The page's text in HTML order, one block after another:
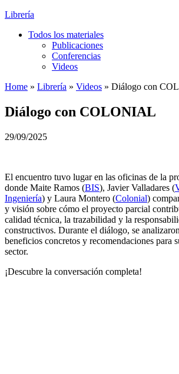
Librería
Todos los materiales
Publicaciones
Conferencias
Videos
Home » Librería » Videos » Diálogo con
Diálogo con COLONIAL
29/09/2025
El encuentro tuvo lugar en las oficinas de la
donde Maite Ramos (BIS), Javier Valladares (
Ingeniería) y Laura Montero (Colonial)
y visión sobre cómo el proyecto parcial
calidad técnica, la trazabilidad y la
constructivos. Durante el diálogo, se
beneficios concretos y recomendaciones para
sector.
¡Descubre la conversación completa!